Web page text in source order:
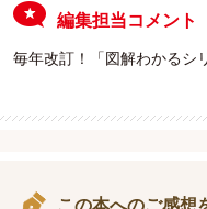
編集担当コメント
毎年改訂！「図解わかるシ
この本へのご感想